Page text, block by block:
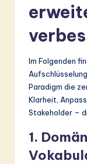
Im Folgenden
Paradigm die
Klarheit,
Stakeholder –
1.